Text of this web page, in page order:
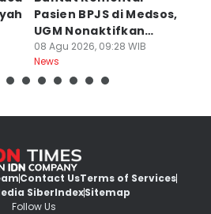
Pasien BPJS di Medsos,
UGM Nonaktifkan
Dokter PPDS
08 Agu 2026, 09:28 WIB
News
Contact UsTerms of Services
SiberIndexSitemap
Follow Us